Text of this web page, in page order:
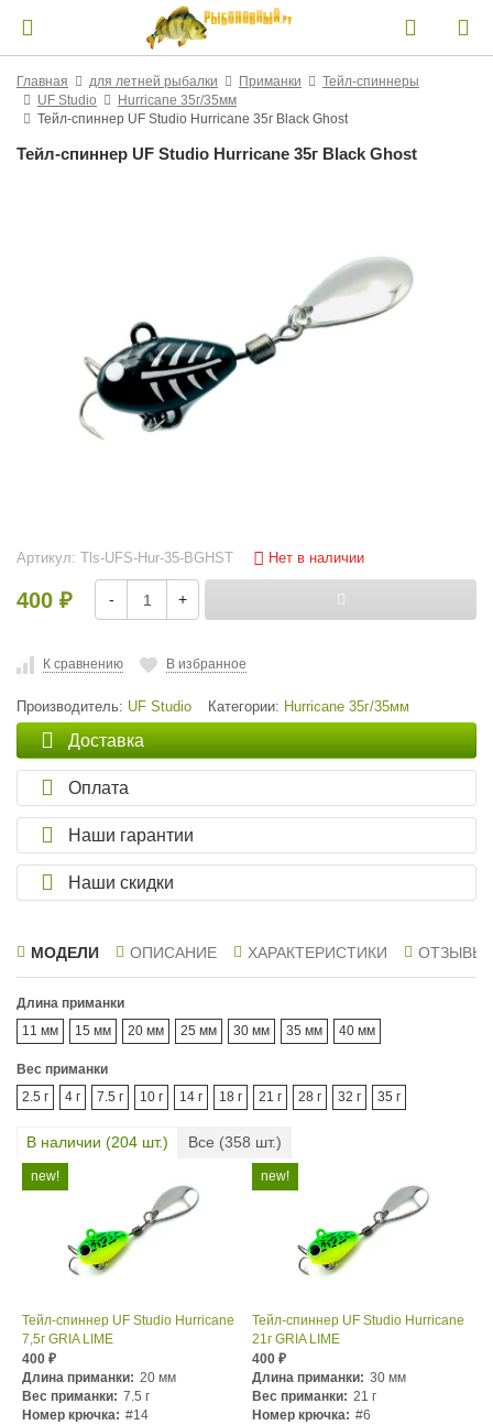
Главная для летней рыбалки Приманки
Тейл-спиннеры
UF Studio
Hurricane 35г/35мм
Тейл-спиннер UF Studio Hurricane 35г Black Ghost
Тейл-спиннер UF Studio Hurricane 35г Black Ghost
Артикул: Tls-UFS-Hur-35-BGHST Нет в наличии
400 ₽ - +
К сравнению В избранное
Производитель: UF Studio Категории: Hurricane 35г/35мм
Доставка
Оплата
Наши гарантии
Наши скидки
МОДЕЛИ ОПИСАНИЕ ХАРАКТЕРИСТИКИ ОТЗЫВЫ
Длина приманки
11 мм
15 мм 20 мм 25 мм 30 мм 35 мм 40 мм
Вес приманки
2.5 г
4 г 7.5 г 10 г 14 г 18 г 21 г 28 г 32 г 35 г
В наличии (204 шт.) Все (358 шт.)
Тейл-спиннер UF Studio Hurricane
7,5г GRIA LIME
400 ₽
Длина приманки: 20 мм
Вес приманки: 7.5 г
Номер крючка: #14
Тейл-спиннер UF Studio Hurricane
21г GRIA LIME
400 ₽
Длина приманки: 30 мм
Вес приманки: 21 г
Номер крючка: #6